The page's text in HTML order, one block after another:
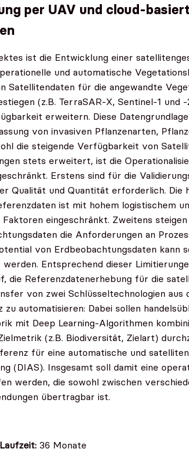
per UAV und cloud-
ist die Entwicklung einer
und automatische
Satellitendaten für die angewandte
(z.B. TerraSAR-X, Sentinel-1 und
erweitern. Diese
von invasiven Pflanzenarten,
die steigende Verfügbarkeit von
stets erweitert, ist die
Erstens sind für die
Qualität und Quantität erforderlich. Die
ist mit hohem logistischem
eingeschränkt. Zweitens
die Anforderungen an
von Erdbeobachtungsdaten kann
Entsprechend dieser
die Referenzdatenerhebung für die
von zwei Schlüsseltechnologien aus
automatisieren: Dabei sollen
mit Deep Learning-Algorithmen
(z.B. Biodiversität, Zielart)
für eine automatische und
(DIAS). Insgesamt soll damit eine
werden, die sowohl zwischen
übertragbar ist.
Laufzeit: 36 Monate